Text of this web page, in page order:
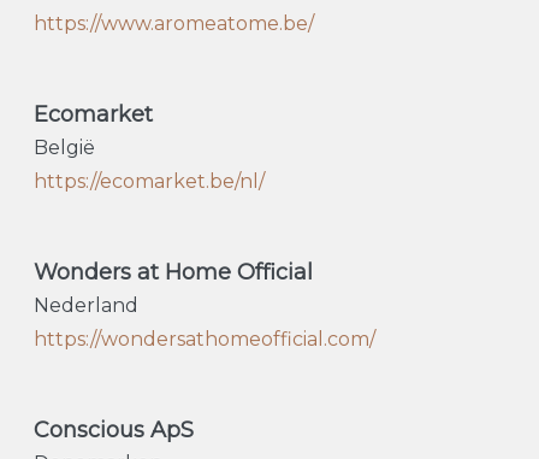
https://www.aromeatome.be/
Ecomarket
België
https://ecomarket.be/nl/
Wonders at Home Official
Nederland
https://wondersathomeofficial.com/
Conscious ApS